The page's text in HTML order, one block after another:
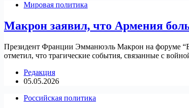
Мировая политика
Макрон заявил, что Армения
Президент Франции Эмманюэль Макрон на форуме
отметил, что трагические события, связанные с
Редакция
05.05.2026
Российская политика